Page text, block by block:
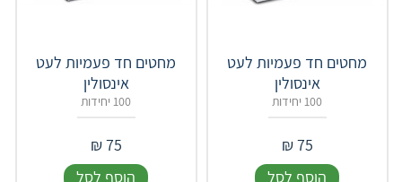
מחטים חד פעמיות לעט
אינסולין
100 יחידות
75
₪
הוסף לסל
מחטים חד פעמיות לעט
אינסולין
100 יחידות
75
₪
הוסף לסל